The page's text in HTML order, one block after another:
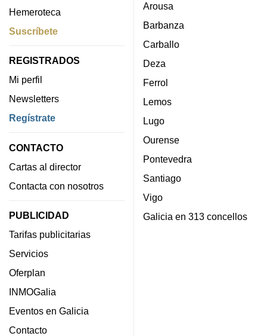
Hemeroteca
Suscríbete
REGISTRADOS
Mi perfil
Newsletters
Regístrate
CONTACTO
Cartas al director
Contacta con nosotros
PUBLICIDAD
Tarifas publicitarias
Servicios
Oferplan
INMOGalia
Eventos en Galicia
Contacto
Arousa
Barbanza
Carballo
Deza
Ferrol
Lemos
Lugo
Ourense
Pontevedra
Santiago
Vigo
Galicia en 313 concellos